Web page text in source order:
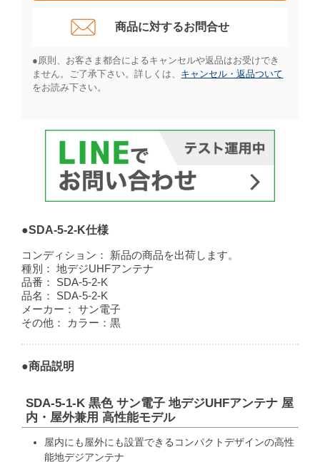
商品に対するお問合せ​
●原則、お客さま都合によるキャンセルや返品はお受けでき
ません。ご了承下さい。詳しくは、 キャンセル・返品ついて
をお読み下さい。​
●SDA-5-2-K仕様
コンディション：
新品の商品を出荷します。
種別：
地デジUHFアンテナ
品番：
SDA-5-2-K
品名：
SDA-5-2-K
メーカー：
サン電子
その他：
カラー：黒
●商品説明
SDA-5-1-K 黒色 サン電子 地デジUHFアンテナ 屋
内・屋外兼用 高性能モデル
屋内にも屋外にも設置できるコンパクトデザインの高性
能地デジアンテナ